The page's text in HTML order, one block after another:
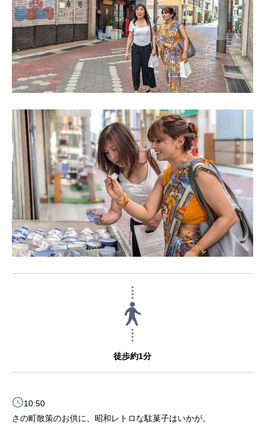
徒歩約1分
10:50
さの町散策のお供に、昭和レトロな駄菓子はいかが。